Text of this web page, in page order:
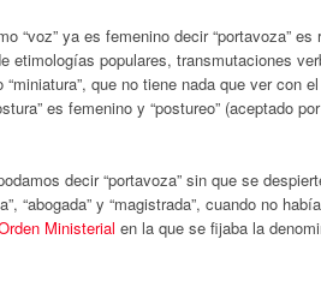
“voz” ya es femenino decir “portavoza”
etimologías populares, transmutaciones
que no tiene nada que ver con
es femenino y “postureo” (aceptado
decir “portavoza” sin que se
“abogada” y “magistrada”, cuando no
Ministerial en la que se fijaba la